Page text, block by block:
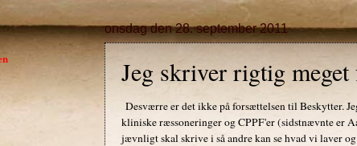
onsdag den 28. september 2011
Jeg skriver rigtig
Desværre er det ikke på forsættelsen til Beskytter.
kliniske ræssoneringer og CPPF'er (sidstnævnte er
jævnligt skal skrive i så andre kan se hvad vi laver